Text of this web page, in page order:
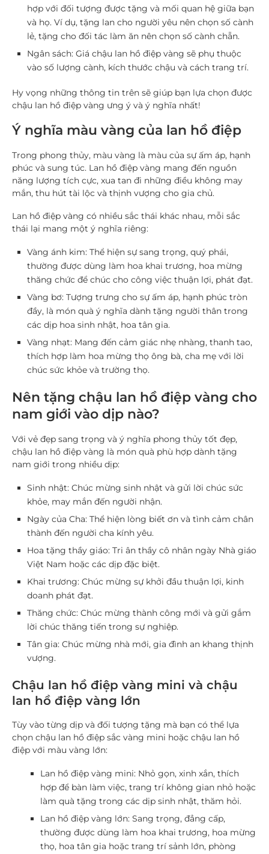
hợp với đối tượng được tặng và mối quan hệ giữa bạn
và họ. Ví dụ, tặng lan cho người yêu nên chọn số cành
lẻ, tặng cho đối tác làm ăn nên chọn số cành chẵn.
Ngân sách: Giá chậu lan hồ điệp vàng sẽ phụ thuộc
vào số lượng cành, kích thước chậu và cách trang trí.
Hy vọng những thông tin trên sẽ giúp bạn lựa chọn được
chậu lan hồ điệp vàng ưng ý và ý nghĩa nhất!
Ý nghĩa màu vàng của lan hồ điệp
Trong phong thủy, màu vàng là màu của sự ấm áp, hạnh
phúc và sung túc. Lan hồ điệp vàng mang đến nguồn
năng lượng tích cực, xua tan đi những điều không may
mắn, thu hút tài lộc và thịnh vượng cho gia chủ.
Lan hồ điệp vàng có nhiều sắc thái khác nhau, mỗi sắc
thái lại mang một ý nghĩa riêng:
Vàng ánh kim: Thể hiện sự sang trọng, quý phái,
thường được dùng làm hoa khai trương, hoa mừng
thăng chức để chúc cho công việc thuận lợi, phát đạt.
Vàng bơ: Tượng trưng cho sự ấm áp, hạnh phúc tròn
đầy, là món quà ý nghĩa dành tặng người thân trong
các dịp hoa sinh nhật, hoa tân gia.
Vàng nhạt: Mang đến cảm giác nhẹ nhàng, thanh tao,
thích hợp làm hoa mừng thọ ông bà, cha mẹ với lời
chúc sức khỏe và trường thọ.
Nên tặng chậu lan hồ điệp vàng cho
nam giới vào dịp nào?
Với vẻ đẹp sang trọng và ý nghĩa phong thủy tốt đẹp,
chậu lan hồ điệp vàng là món quà phù hợp dành tặng
nam giới trong nhiều dịp:
Sinh nhật: Chúc mừng sinh nhật và gửi lời chúc sức
khỏe, may mắn đến người nhận.
Ngày của Cha: Thể hiện lòng biết ơn và tình cảm chân
thành đến người cha kính yêu.
Hoa tặng thầy giáo: Tri ân thầy cô nhân ngày Nhà giáo
Việt Nam hoặc các dịp đặc biệt.
Khai trương: Chúc mừng sự khởi đầu thuận lợi, kinh
doanh phát đạt.
Thăng chức: Chúc mừng thành công mới và gửi gắm
lời chúc thăng tiến trong sự nghiệp.
Tân gia: Chúc mừng nhà mới, gia đình an khang thịnh
vượng.
Chậu lan hồ điệp vàng mini và chậu
lan hồ điệp vàng lớn
Tùy vào từng dịp và đối tượng tặng mà bạn có thể lựa
chọn chậu lan hồ điệp sắc vàng mini hoặc chậu lan hồ
điệp với màu vàng lớn:
Lan hồ điệp vàng mini: Nhỏ gọn, xinh xắn, thích
hợp để bàn làm việc, trang trí không gian nhỏ hoặc
làm quà tặng trong các dịp sinh nhật, thăm hỏi.
Lan hồ điệp vàng lớn: Sang trọng, đẳng cấp,
thường được dùng làm hoa khai trương, hoa mừng
thọ, hoa tân gia hoặc trang trí sảnh lớn, phòng